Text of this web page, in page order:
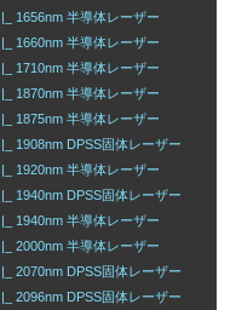
|_ 1656nm 半導体レーザー
|_ 1660nm 半導体レーザー
|_ 1710nm 半導体レーザー
|_ 1870nm 半導体レーザー
|_ 1875nm 半導体レーザー
|_ 1908nm DPSS固体レーザー
|_ 1920nm 半導体レーザー
|_ 1940nm DPSS固体レーザー
|_ 1940nm 半導体レーザー
|_ 2000nm 半導体レーザー
|_ 2070nm DPSS固体レーザー
|_ 2096nm DPSS固体レーザー